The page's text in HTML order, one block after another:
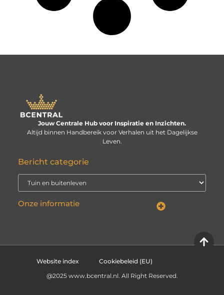
Jouw Centrale Hub voor Inspiratie en Inzichten.
Altijd binnen Handbereik voor Verhalen uit het Dagelijkse
Leven.
Bericht categorie
Onze informatie
Website index
Cookiebeleid (EU)
@2025 www.bcentral.nl. All Right Reserved.